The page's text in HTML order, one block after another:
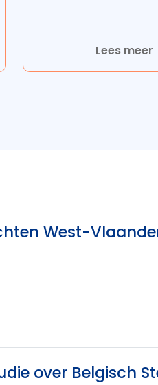
Lees meer
West-
over Belgisch